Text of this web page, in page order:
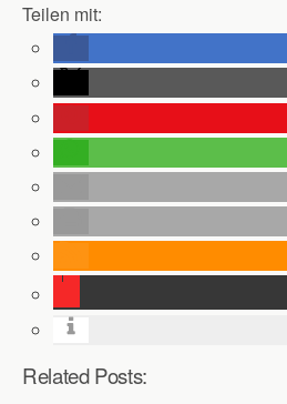
Teilen mit:
Related Posts: